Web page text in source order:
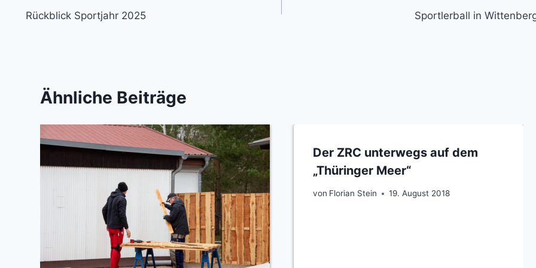
Rückblick Sportjahr 2025 Sportlerball in
Ähnliche Beiträge
Der ZRC unterwegs auf dem
„Thüringer Meer“
von Florian Stein 19. August 2018